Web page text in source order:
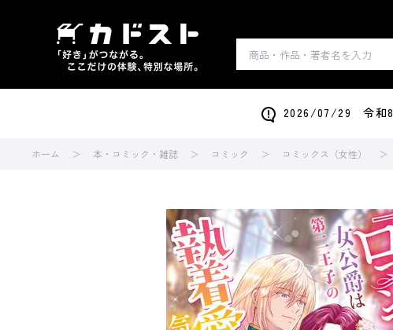
2026/07/29 令和8
ホーム 本・コミック・雑誌 コミック コミックス（女性）